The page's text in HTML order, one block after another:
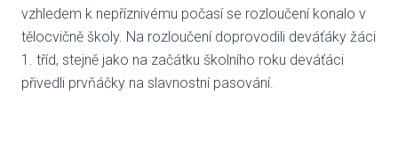
vzhledem k nepříznivému počasí se rozloučení konalo v
tělocvičně školy. Na rozloučení doprovodili deváťáky žáci
1. tříd, stejně jako na začátku školního roku deváťáci
přivedli prvňáčky na slavnostní pasování.